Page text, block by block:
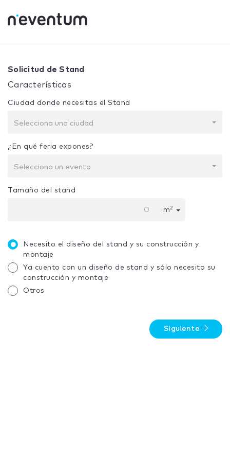
Tu selección: Diseño + Construcción
Solicitud de Stand
Características
Ciudad donde necesitas el Stand
Selecciona una ciudad
¿En qué feria expones?
Selecciona un evento
Tamaño del stand
m2
Necesito el diseño del stand y su construcción y
montaje
Ya cuento con un diseño de stand y sólo necesito su
construcción y montaje
Otros
Siguiente